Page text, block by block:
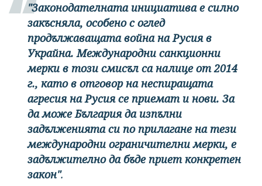
"Законодателната инициатива е силно
закъсняла, особено с оглед
продължаващата война на Русия в
Украйна. Международни санкционни
мерки в този смисъл са налице от 2014
г., като в отговор на неспиращата
агресия на Русия се приемат и нови. За
да може България да изпълни
задълженията си по прилагане на тези
международни ограничителни мерки, е
задължително да бъде приет конкретен
закон".